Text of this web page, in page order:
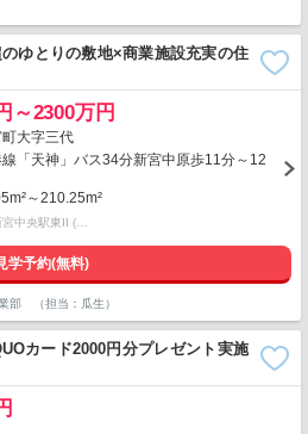
のゆとりの敷地×商業施設充実の住
～2300万円
大字三代
「天神」バス34分新宮中原歩11分～12
～210.25m²
中央駅東II (…
学予約(無料)
部 （担当：瓜生）
カード2000円分プレゼント実施